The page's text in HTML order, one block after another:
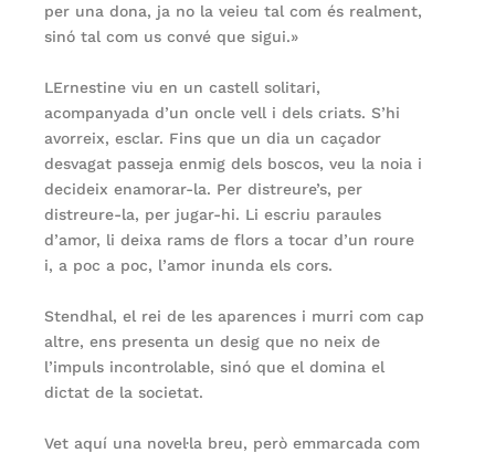
per una dona, ja no la veieu tal com és realment,
sinó tal com us convé que sigui.»
LErnestine viu en un castell solitari,
acompanyada d’un oncle vell i dels criats. S’hi
avorreix, esclar. Fins que un dia un caçador
desvagat passeja enmig dels boscos, veu la noia i
decideix enamorar-la. Per distreure’s, per
distreure-la, per jugar-hi. Li escriu paraules
d’amor, li deixa rams de flors a tocar d’un roure
i, a poc a poc, l’amor inunda els cors.
Stendhal, el rei de les aparences i murri com cap
altre, ens presenta un desig que no neix de
l’impuls incontrolable, sinó que el domina el
dictat de la societat.
Vet aquí una novel·la breu, però emmarcada com